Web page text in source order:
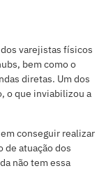
varejistas físicos
bem como o
diretas. Um dos
o que inviabilizou a
conseguir realizar
de atuação dos
não tem essa